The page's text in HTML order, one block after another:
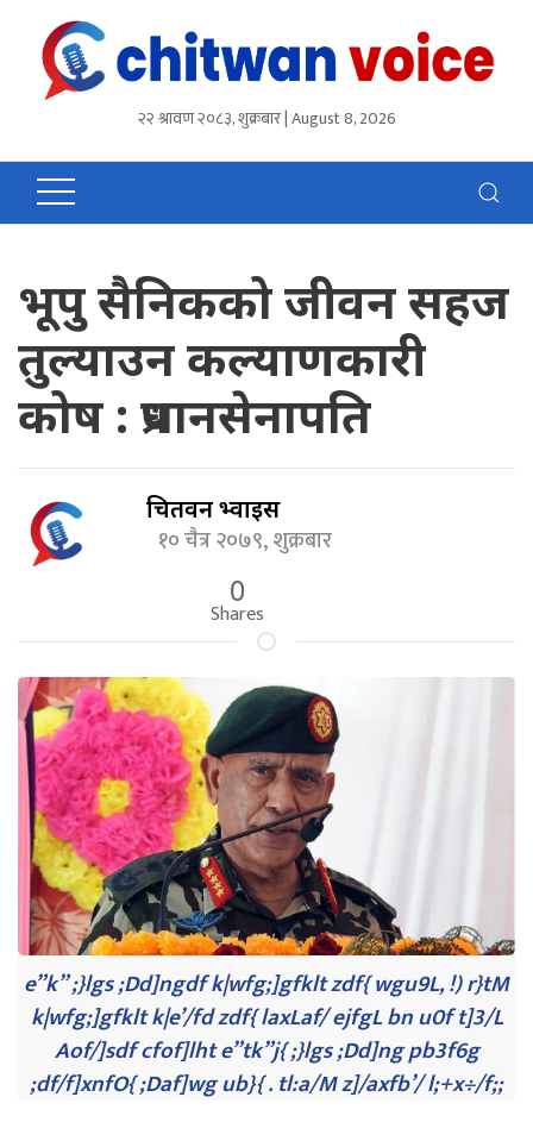
२२ श्रावण २०८३, शुक्रबार | August 8, 2026
भूपु सैनिकको जीवन सहज
तुल्याउन कल्याणकारी
कोष : प्रधानसेनापति
चितवन भ्वाईस
१० चैत्र २०७९, शुक्रबार
0
Shares
e”k” ;}lgs ;Dd]ngdf k|wfg;]gfklt zdf{ wgu9L, !) r}tM
k|wfg;]gfklt k|e’/fd zdf{ laxLaf/ ejfgL bn u0f t]3/L
Aof/]sdf cfof]lht e”tk”j{ ;}lgs ;Dd]ng pb3f6g
;df/f]xnfO{ ;Daf]wg ub}{ . tl:a/M z]/axfb’/ l;+x÷/f;;